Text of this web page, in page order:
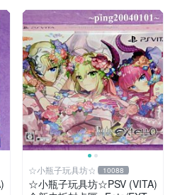
☆小瓶子玩具坊☆ 10088
☆小瓶子玩具坊☆PSV (VITA)